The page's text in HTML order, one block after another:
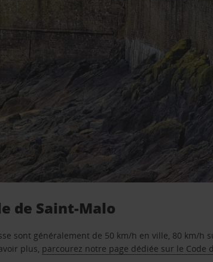
de Saint-Malo
sont généralement de 50 km/h en ville, 80 km/h
plus, parcourez notre page dédiée sur le Code